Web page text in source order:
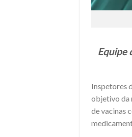
Equipe
Inspetores
objetivo da
de vacinas